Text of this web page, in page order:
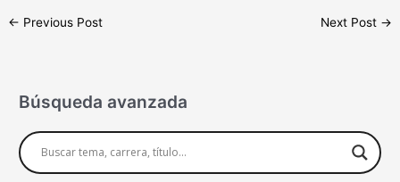
← Previous Post Next Post →
Búsqueda avanzada